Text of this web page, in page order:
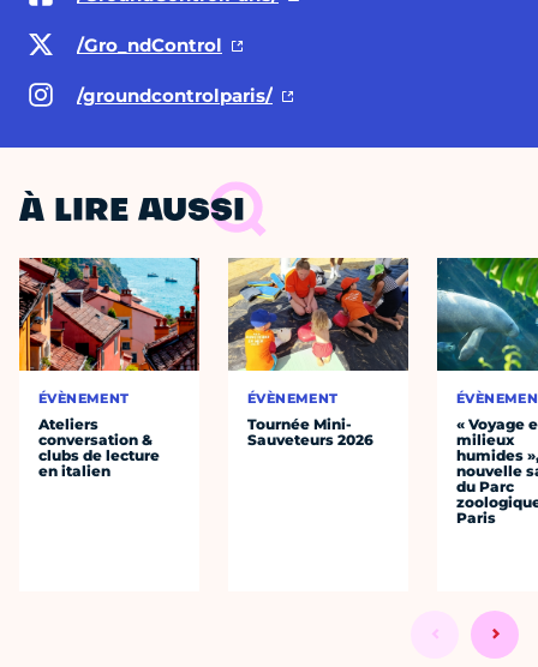
/Gro_ndControl
/groundcontrolparis/
À LIRE AUSSI
ÉVÈNEMENT
Ateliers
conversation &
clubs de lecture
en italien
ÉVÈNEMENT
Tournée Mini-
Sauveteurs 2026
« Voyage
milieux
humides
nouvelle
du Parc
Paris